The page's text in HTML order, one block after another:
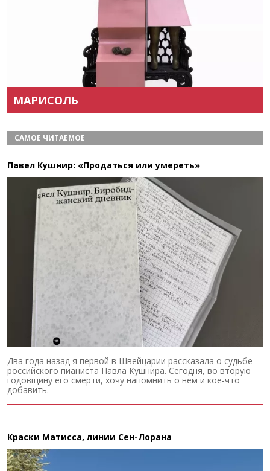
МАРИСОЛЬ
САМОЕ ЧИТАЕМОЕ
Павел Кушнир: «Продаться или умереть»
Два года назад я первой в Швейцарии рассказала о судьбе
российского пианиста Павла Кушнира. Сегодня, во вторую
годовщину его смерти, хочу напомнить о нем и кое-что
добавить.
Краски Матисса, линии Сен-Лорана